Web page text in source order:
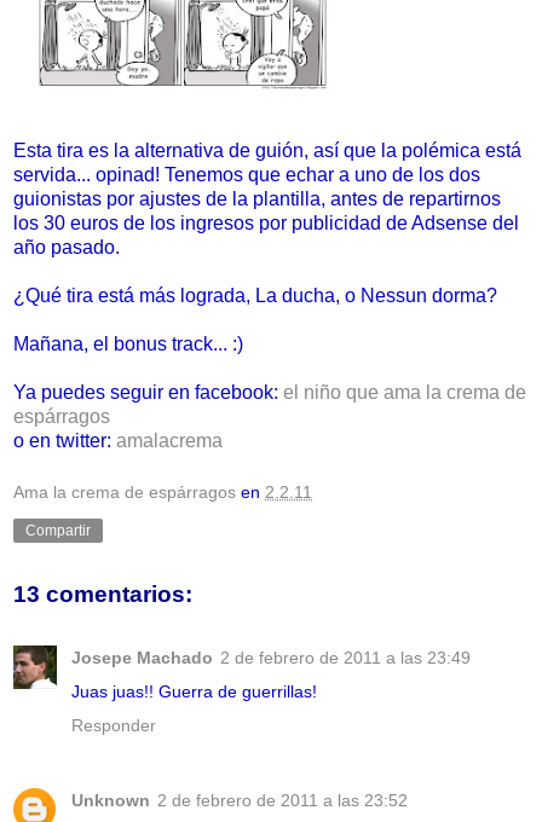
Esta tira es la alternativa de guión, así que la polémica está
servida... opinad! Tenemos que echar a uno de los dos
guionistas por ajustes de la plantilla, antes de repartirnos
los 30 euros de los ingresos por publicidad de Adsense del
año pasado.
¿Qué tira está más lograda, La ducha, o Nessun dorma?
Mañana, el bonus track... :)
Ya puedes seguir en facebook: el niño que ama la crema de
espárragos
o en twitter: amalacrema
Ama la crema de espárragos en 2.2.11
Compartir
13 comentarios:
Josepe Machado 2 de febrero de 2011 a las 23:49
Juas juas!! Guerra de guerrillas!
Responder
Unknown 2 de febrero de 2011 a las 23:52